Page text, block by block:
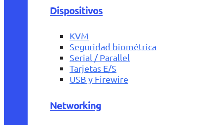
Dispositivos
KVM
Seguridad biométrica
Serial / Parallel
Tarjetas E/S
USB y Firewire
Networking